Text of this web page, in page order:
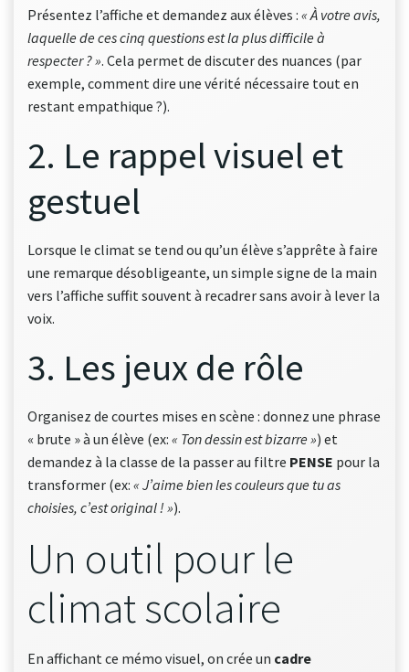
Présentez l’affiche et demandez aux élèves : « À votre avis,
laquelle de ces cinq questions est la plus difficile à
respecter ? ». Cela permet de discuter des nuances (par
exemple, comment dire une vérité nécessaire tout en
restant empathique ?).
2. Le rappel visuel et
gestuel
Lorsque le climat se tend ou qu’un élève s’apprête à faire
une remarque désobligeante, un simple signe de la main
vers l’affiche suffit souvent à recadrer sans avoir à lever la
voix.
3. Les jeux de rôle
Organisez de courtes mises en scène : donnez une phrase
« brute » à un élève (ex: « Ton dessin est bizarre ») et
demandez à la classe de la passer au filtre PENSE pour la
transformer (ex: « J’aime bien les couleurs que tu as
choisies, c’est original ! »).
Un outil pour le
climat scolaire
En affichant ce mémo visuel, on crée un cadre